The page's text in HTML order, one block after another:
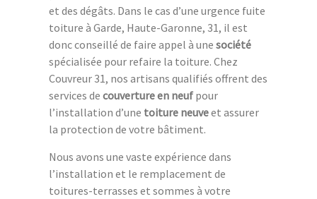
et des dégâts. Dans le cas d’une urgence fuite
toiture à Garde, Haute-Garonne, 31, il est
donc conseillé de faire appel à une société
spécialisée pour refaire la toiture. Chez
Couvreur 31, nos artisans qualifiés offrent des
services de couverture en neuf pour
l’installation d’une toiture neuveet assurer
la protection de votre bâtiment.
Nous avons une vaste expérience dans
l’installation et le remplacement de
toitures-terrasses et sommes à votre